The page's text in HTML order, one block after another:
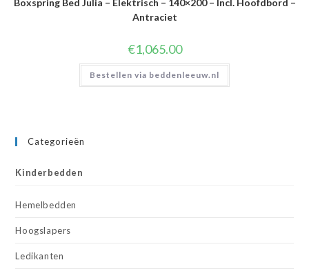
Boxspring Bed Julia – Elektrisch – 140×200 – Incl. Hoofdbord –
Antraciet
€1,065.00
Bestellen via beddenleeuw.nl
Categorieën
Kinderbedden
Hemelbedden
Hoogslapers
Ledikanten